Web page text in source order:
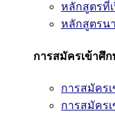
หลักสูตรที่
หลักสูตรน
การสมัครเข้าศึก
การสมัคร
การสมัคร